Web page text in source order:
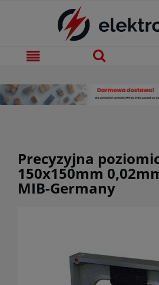
Precyzyjna
150x150mm
MIB-Germany